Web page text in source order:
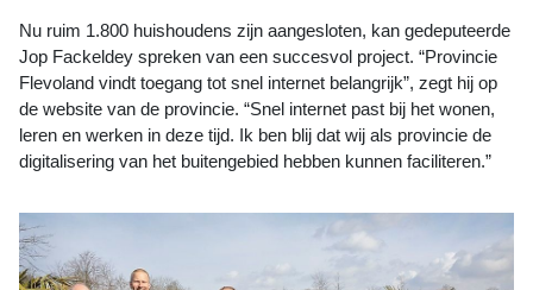
Nu ruim 1.800 huishoudens zijn aangesloten, kan gedeputeerde
Jop Fackeldey spreken van een succesvol project. “Provincie
Flevoland vindt toegang tot snel internet belangrijk”, zegt hij op
de website van de provincie. “Snel internet past bij het wonen,
leren en werken in deze tijd. Ik ben blij dat wij als provincie de
digitalisering van het buitengebied hebben kunnen faciliteren.”